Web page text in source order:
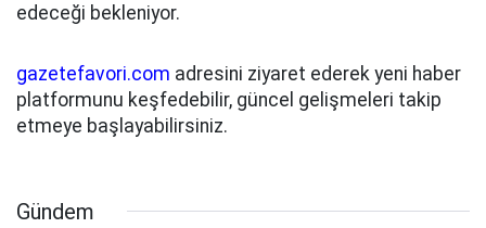
edeceği bekleniyor.
gazetefavori.com adresini ziyaret ederek yeni haber
platformunu keşfedebilir, güncel gelişmeleri takip
etmeye başlayabilirsiniz.
Gündem